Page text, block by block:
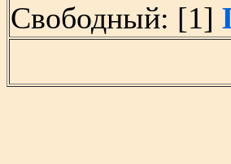
Свободный: [1]